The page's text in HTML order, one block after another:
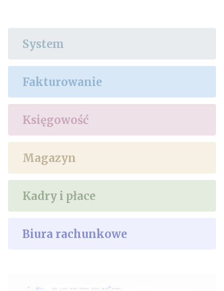
System
Fakturowanie
Księgowość
Magazyn
Kadry i płace
Biura rachunkowe